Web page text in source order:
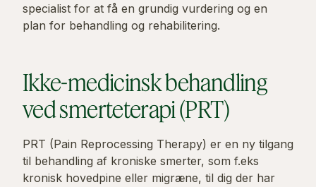
specialist for at få en grundig vurdering og en
plan for behandling og rehabilitering.
Ikke-medicinsk behandling
ved smerteterapi (PRT)
PRT (Pain Reprocessing Therapy) er en ny tilgang
til behandling af kroniske smerter, som f.eks
kronisk hovedpine eller migræne, til dig der har